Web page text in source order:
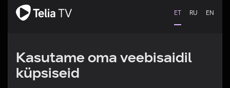
ET RU EN
Kasutame oma veebisaidil
küpsiseid